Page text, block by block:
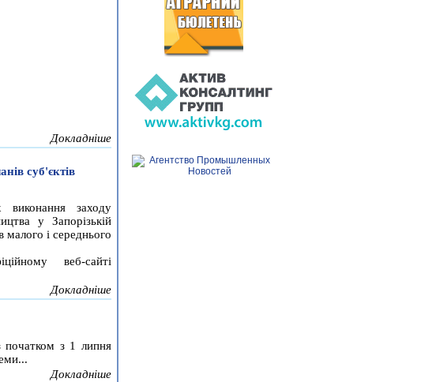
Докладніше
суб'єктів
виконання заходу
у Запорізькій
малого і середнього
веб-сайті
Докладніше
початком з 1 липня
Докладніше